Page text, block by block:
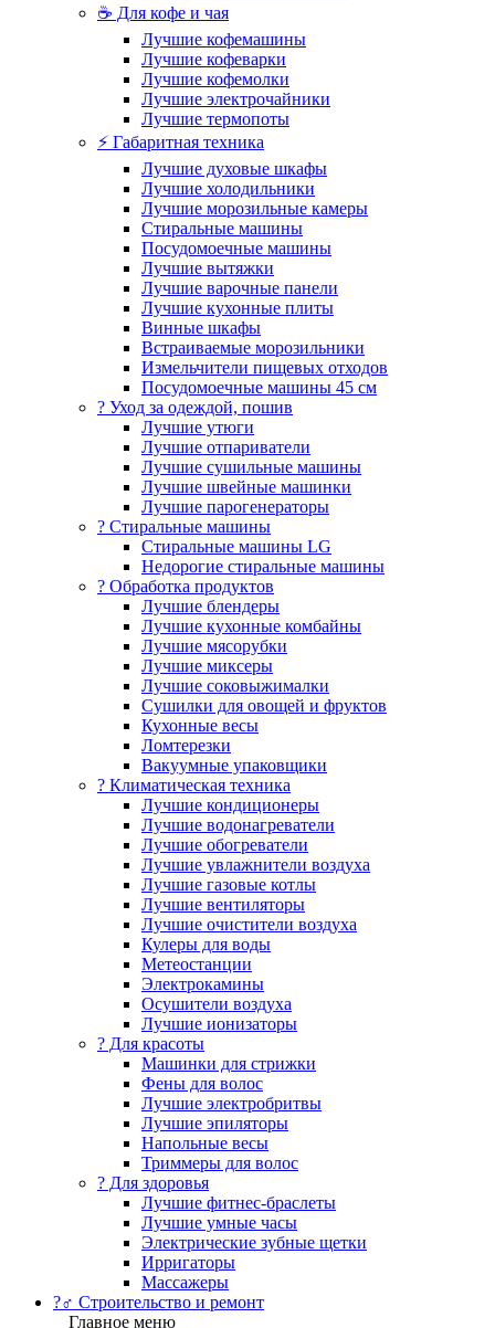
☕ Для кофе и чая
Лучшие кофемашины
Лучшие кофеварки
Лучшие кофемолки
Лучшие электрочайники
Лучшие термопоты
⚡ Габаритная техника
Лучшие духовые шкафы
Лучшие холодильники
Лучшие морозильные камеры
Стиральные машины
Посудомоечные машины
Лучшие вытяжки
Лучшие варочные панели
Лучшие кухонные плиты
Винные шкафы
Встраиваемые морозильники
Измельчители пищевых отходов
Посудомоечные машины 45 см
? Уход за одеждой, пошив
Лучшие утюги
Лучшие отпариватели
Лучшие сушильные машины
Лучшие швейные машинки
Лучшие парогенераторы
? Стиральные машины
Стиральные машины LG
Недорогие стиральные машины
? Обработка продуктов
Лучшие блендеры
Лучшие кухонные комбайны
Лучшие мясорубки
Лучшие миксеры
Лучшие соковыжималки
Сушилки для овощей и фруктов
Кухонные весы
Ломтерезки
Вакуумные упаковщики
?️ Климатическая техника
Лучшие кондиционеры
Лучшие водонагреватели
Лучшие обогреватели
Лучшие увлажнители воздуха
Лучшие газовые котлы
Лучшие вентиляторы
Лучшие очистители воздуха
Кулеры для воды
Метеостанции
Электрокамины
Осушители воздуха
Лучшие ионизаторы
? Для красоты
Машинки для стрижки
Фены для волос
Лучшие электробритвы
Лучшие эпиляторы
Напольные весы
Триммеры для волос
? Для здоровья
Лучшие фитнес-браслеты
Лучшие умные часы
Электрические зубные щетки
Ирригаторы
Массажеры
?‍♂️ Строительство и ремонт
Главное меню